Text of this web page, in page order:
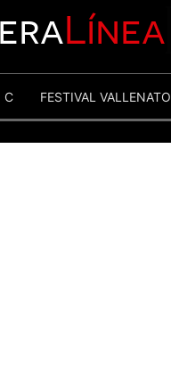
Línea
C FESTIVAL VALLENATO